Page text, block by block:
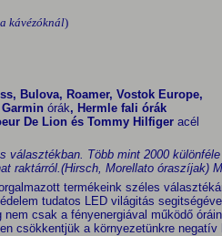
kávézóknál)
Bulova, Roamer, Vostok Europe,
órák, Hermle fali órák
De Lion és Tommy Hilfiger acél
választékban. Több mint 2000
raktárról.(Hirsch, Morellato óraszíjak)
termékeink széles
tudatos LED világitás
csak a fényenergiával működő
csökkentjük a környezetünkre